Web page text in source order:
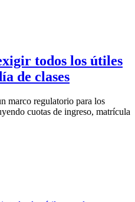
todos los útiles
de clases
marco regulatorio para los
cuotas de ingreso, matrícula